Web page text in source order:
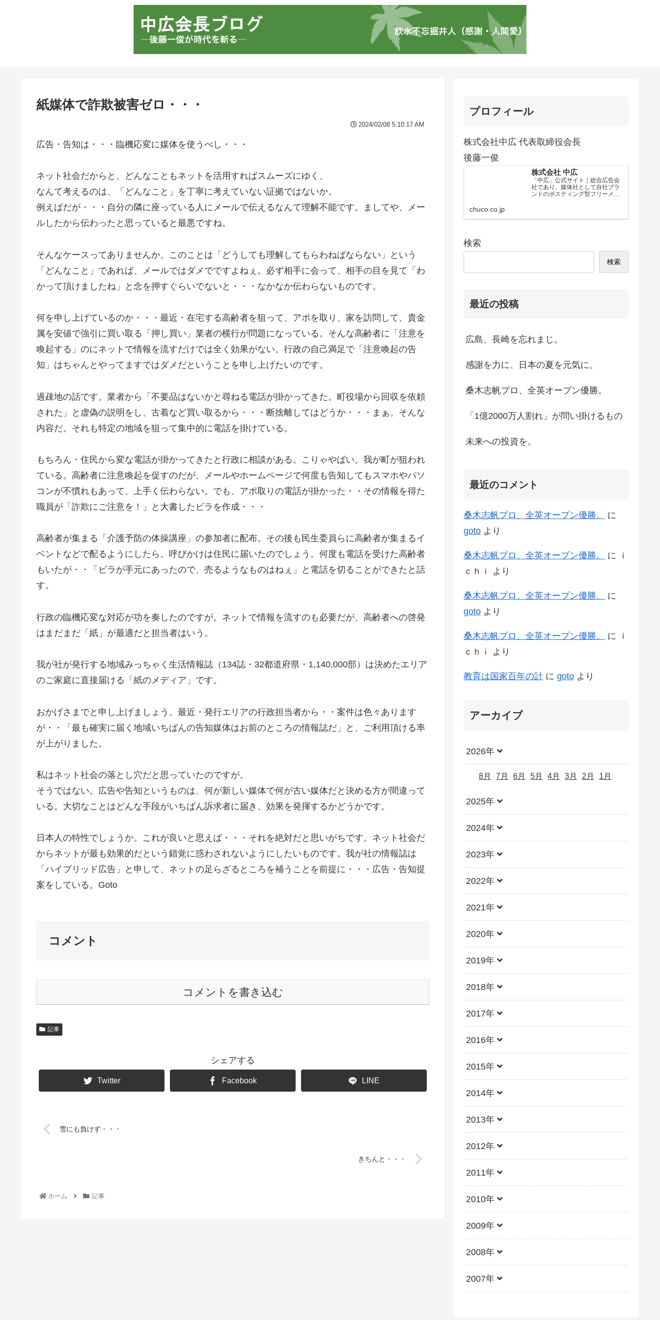
紙媒体で詐欺被害ゼロ・・・
2024/02/08 5:10:17 AM
広告・告知は・・・臨機応変に媒体を使うべし・・・
ネット社会だからと、どんなこともネットを活用すればスムーズにゆく、
なんて考えるのは、「どんなこと」を丁寧に考えていない証拠ではないか。
例えばだが・・・自分の隣に座っている人にメールで伝えるなんて理解不能です。ましてや、メー
ルしたから伝わったと思っていると最悪ですね。
そんなケースってありませんか。このことは「どうしても理解してもらわねばならない」という
「どんなこと」であれば、メールではダメでですよねぇ。必ず相手に会って、相手の目を見て「わ
かって頂けましたね」と念を押すぐらいでないと・・・なかなか伝わらないものです。
何を申し上げているのか・・・最近・在宅する高齢者を狙って、アポを取り、家を訪問して、貴金
属を安値で強引に買い取る「押し買い」業者の横行が問題になっている。そんな高齢者に「注意を
喚起する」のにネットで情報を流すだけでは全く効果がない。行政の自己満足で「注意喚起の告
知」はちゃんとやってますではダメだということを申し上げたいのです。
過疎地の話です。業者から「不要品はないかと尋ねる電話が掛かってきた。町役場から回収を依頼
された」と虚偽の説明をし、古着など買い取るから・・・断捨離してはどうか・・・まぁ。そんな
内容だ。それも特定の地域を狙って集中的に電話を掛けている。
もちろん・住民から変な電話が掛かってきたと行政に相談がある。こりゃやばい。我が町が狙われ
ている。高齢者に注意喚起を促すのだが、メールやホームページで何度も告知してもスマホやパソ
コンが不慣れもあって、上手く伝わらない。でも、アポ取りの電話が掛かった・・その情報を得た
職員が「詐欺にご注意を！」と大書したビラを作成・・・
高齢者が集まる「介護予防の体操講座」の参加者に配布。その後も民生委員らに高齢者が集まるイ
ベントなどで配るようにしたら。呼びかけは住民に届いたのでしょう。何度も電話を受けた高齢者
もいたが・・「ビラが手元にあったので、売るようなものはねぇ」と電話を切ることができたと話
す。
行政の臨機応変な対応が功を奏したのですが。ネットで情報を流すのも必要だが、高齢者への啓発
はまだまだ「紙」が最適だと担当者はいう。
我が社が発行する地域みっちゃく生活情報誌（134誌・32都道府県・1,140,000部）は決めたエリア
のご家庭に直接届ける「紙のメディア」です。
おかげさまでと申し上げましょう。最近・発行エリアの行政担当者から・・案件は色々あります
が・・「最も確実に届く地域いちばんの告知媒体はお前のところの情報誌だ」と、ご利用頂ける率
が上がりました。
私はネット社会の落とし穴だと思っていたのですが。
そうではない。広告や告知というものは、何が新しい媒体で何が古い媒体だと決める方が間違って
いる。大切なことはどんな手段がいちばん訴求者に届き、効果を発揮するかどうかです。
日本人の特性でしょうか。これが良いと思えば・・・それを絶対だと思いがちです。ネット社会だ
からネットが最も効果的だという錯覚に惑わされないようにしたいものです。我が社の情報誌は
「ハイブリッド広告」と申して、ネットの足らざるところを補うことを前提に・・・広告・告知提
案をしている。Goto
コメント
コメントを書き込む
記事
シェアする
Twitter Facebook LINE
雪にも負けず・・・
きちんと・・・
ホーム 記事
プロフィール
株式会社中広 代表取締役会長
後藤一俊
株式会社 中広
「中広」公式サイト｜総合広告会
社であり、媒体社として自社ブラ
ンドのポスティング型フリーメデ
chuco.co.jp
検索
検索
最近の投稿
広島、長崎を忘れまじ。
感謝を力に、日本の夏を元気に。
桑木志帆プロ、全英オープン優勝。
「1億2000万人割れ」が問い掛けるもの
未来への投資を。
最近のコメント
桑木志帆プロ、全英オープン優勝。
に
goto より
桑木志帆プロ、全英オープン優勝。 に
ｉ
ｃｈｉ
より
桑木志帆プロ、全英オープン優勝。
に
goto より
桑木志帆プロ、全英オープン優勝。 に
ｉ
ｃｈｉ
より
教育は国家百年の計 に goto より
アーカイブ
2026年
8月 7月 6月 5月 4月 3月 2月 1月
2025年
2024年
2023年
2022年
2021年
2020年
2019年
2018年
2017年
2016年
2015年
2014年
2013年
2012年
2011年
2010年
2009年
2008年
2007年